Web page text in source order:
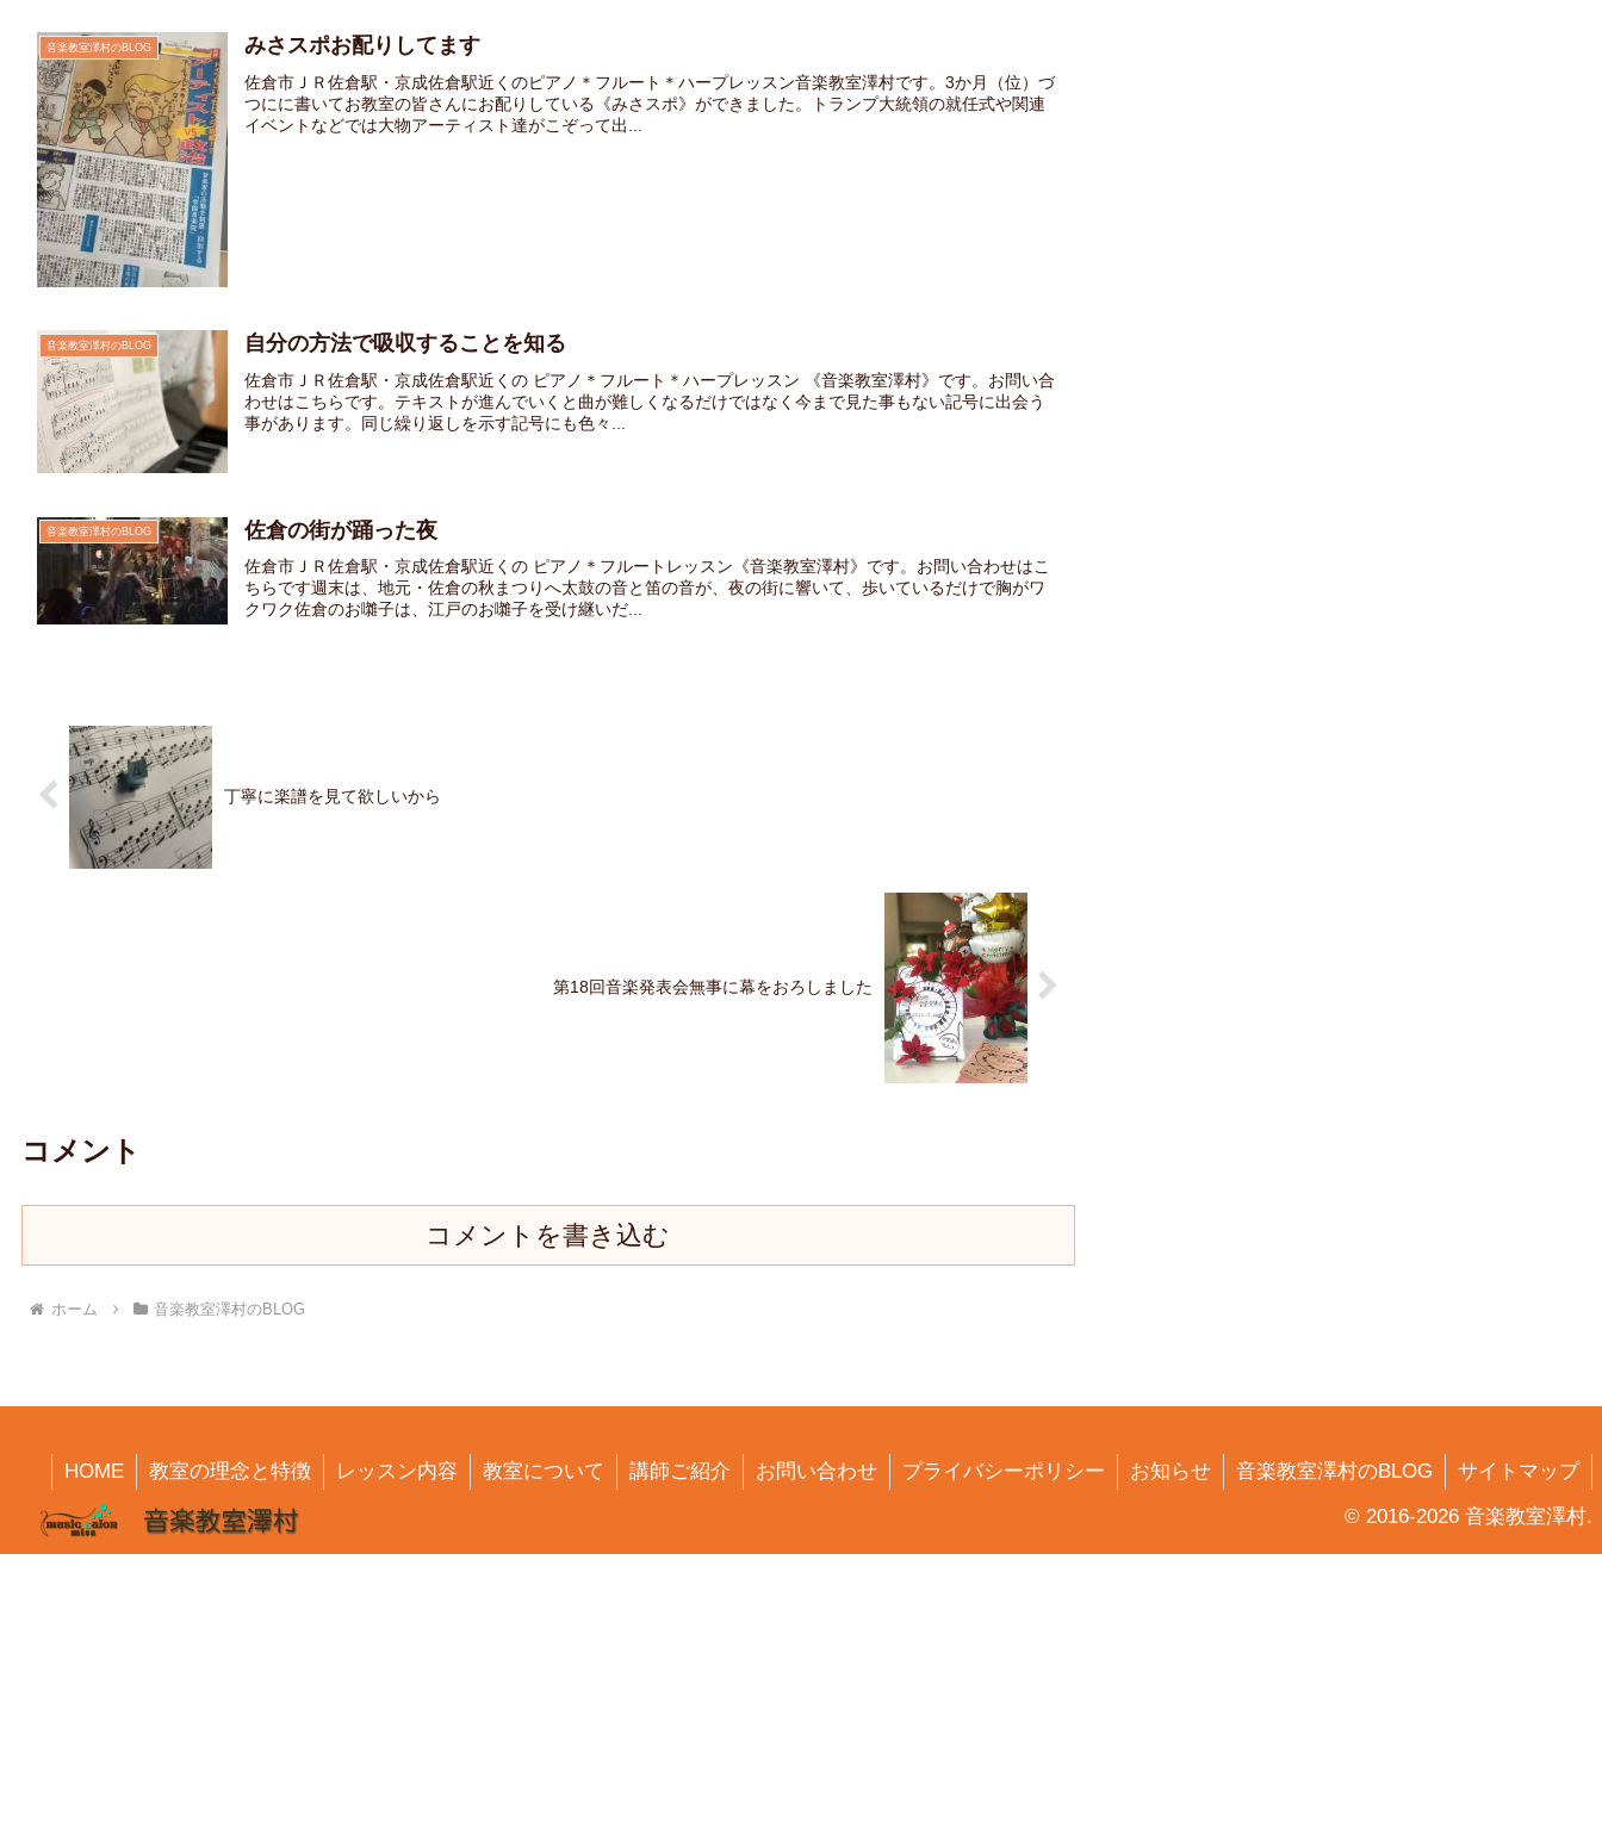
音楽教室澤村のBLOG みさスポお配りしてます
佐倉市ＪＲ佐倉駅・京成佐倉駅近くのピアノ＊フルート＊ハープレッスン音楽教室澤村です。3か月（位）づ
つにに書いてお教室の皆さんにお配りしている《みさスポ》ができました。トランプ大統領の就任式や関連
イベントなどでは大物アーティスト達がこぞって出...
音楽教室澤村のBLOG 自分の方法で吸収することを知る
佐倉市ＪＲ佐倉駅・京成佐倉駅近くの ピアノ＊フルート＊ハープレッスン 《音楽教室澤村》です。お問い合
わせはこちらです。テキストが進んでいくと曲が難しくなるだけではなく今まで見た事もない記号に出会う
事があります。同じ繰り返しを示す記号にも色々...
音楽教室澤村のBLOG 佐倉の街が踊った夜
佐倉市ＪＲ佐倉駅・京成佐倉駅近くの ピアノ＊フルートレッスン《音楽教室澤村》です。お問い合わせはこ
ちらです週末は、地元・佐倉の秋まつりへ太鼓の音と笛の音が、夜の街に響いて、歩いているだけで胸がワ
クワク佐倉のお囃子は、江戸のお囃子を受け継いだ...
丁寧に楽譜を見て欲しいから
第18回音楽発表会無事に幕をおろしました
コメント
コメントを書き込む
ホーム 音楽教室澤村のBLOG
HOME 教室の理念と特徴 レッスン内容 教室について 講師ご紹介 お問い合わせ プライバシーポリシー お知らせ 音楽教室澤村のBLOG
サイトマップ
© 2016-2026 音楽教室澤村.